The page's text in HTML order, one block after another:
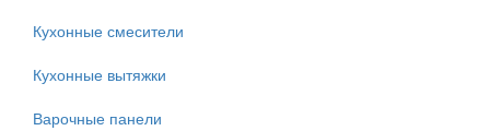
Кухонные смесители
Кухонные вытяжки
Варочные панели